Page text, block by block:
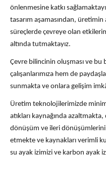
önlenmesine katkı
tasarım aşamasından, üretimin
süreçlerde çevreye olan
altında tutmaktayız.
Çevre bilincinin oluşması ve bu
çalışanlarımıza hem de
sunmakta ve onlara gelişim
Üretim teknolojilerimizde
atıkları kaynağında
dönüşüm ve ileri
etmekte ve kaynakları verimli
su ayak izimizi ve karbon ayak